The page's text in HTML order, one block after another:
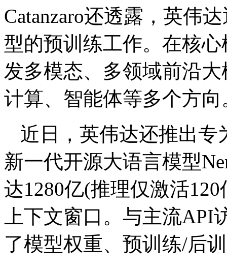
Catanzaro还透露，英伟
型的预训练工作。在核
发多模态、多领域前沿
计算、智能体等多个方向
近日，英伟达还推出专
新一代开源大语言模型
达1280亿(推理仅激活
上下文窗口。与主流
了模型权重、预训练/后